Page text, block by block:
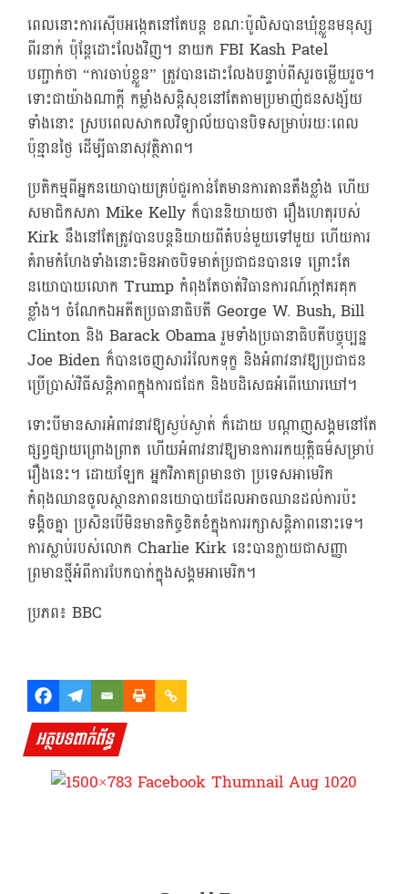
ពេលនោះការស៊ើបអង្កេតនៅតែបន្ត ខណៈប៉ូលិសបានឃុំខ្លួនមនុស្ស
ពីរនាក់ ប៉ុន្តែដោះលែងវិញ។ នាយក FBI Kash Patel
បញ្ជាក់ថា “ការចាប់ខ្លួន” ត្រូវបានដោះលែងបន្ទាប់ពីសួរចម្លើយរួច។
ទោះជាយ៉ាងណាក្ដី កម្លាំងសន្តិសុខនៅតែតាមប្រមាញ់ជនសង្ស័យ
ទាំងនោះ ស្របពេលសាកលវិទ្យាល័យបានបិទសម្រាប់រយៈពេល
ប៉ុន្មានថ្ងៃ ដើម្បីធានាសុវត្ថិភាព។
ប្រតិកម្មពីអ្នកនយោបាយគ្រប់ជួរកាន់តែមានការតានតឹងខ្លាំង ហើយ
សមាជិកសភា Mike Kelly ក៏បាននិយាយថា រឿងហេតុរបស់
Kirk នឹងនៅតែត្រូវបានបន្តនិយាយពីតំបន់មួយទៅមួយ ហើយការ
គំរាមកំហែងទាំងនោះមិនអាចបិទមាត់ប្រជាជនបានទេ ព្រោះតែ
នយោបាយលោក Trump កំពុងតែចាត់វិធានការណ៍ក្ដៅគរគុក
ខ្លាំង។ ចំណែកឯអតីតប្រធានាធិបតី George W. Bush, Bill
Clinton និង Barack Obama រួមទាំងប្រធានាធិបតីបច្ចុប្បន្ន
Joe Biden ក៏បានចេញសាររំលែកទុក្ខ និងអំពាវនាវឱ្យប្រជាជន
ប្រើប្រាស់វិធីសន្តិភាពក្នុងការជជែក និងបដិសេធអំពើឃោរឃៅ។
ទោះបីមានសារអំពាវនាវឱ្យស្ងប់ស្ងាត់ ក៏ដោយ បណ្តាញសង្គមនៅតែ
ផ្សព្វផ្សាយព្រោងព្រាត ហើយអំពាវនាវឱ្យមានការរកយុត្តិធម៌សម្រាប់
រឿងនេះ។ ដោយឡែក អ្នកវិភាគព្រមានថា ប្រទេសអាមេរិក
កំពុងឈានចូលស្ថានភាពនយោបាយដែលអាចឈានដល់ការប៉ះ
ទង្គិចគ្នា ប្រសិនបើមិនមានកិច្ចខិតខំក្នុងការរក្សាសន្តិភាពនោះទេ។
ការស្លាប់របស់លោក Charlie Kirk នេះបានក្លាយជាសញ្ញា
ព្រមានថ្មីអំពីការបែកបាក់ក្នុងសង្គមអាមេរិក។
ប្រភព៖ BBC
អត្ថបទពាក់ព័ន្ធ